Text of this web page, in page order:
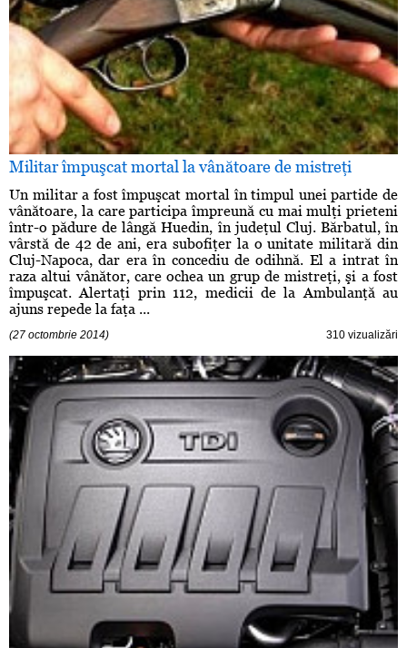
Militar împuşcat mortal la vânătoare de mistreţi
Un militar a fost împuşcat mortal în timpul unei partide de
vânătoare, la care participa împreună cu mai mulţi prieteni
într-o pădure de lângă Huedin, în judeţul Cluj. Bărbatul, în
vârstă de 42 de ani, era subofiţer la o unitate militară din
Cluj-Napoca, dar era în concediu de odihnă. El a intrat în
raza altui vânător, care ochea un grup de mistreţi, şi a fost
împuşcat. Alertaţi prin 112, medicii de la Ambulanţă au
ajuns repede la faţa ...
(27 octombrie 2014) 310 vizualizări